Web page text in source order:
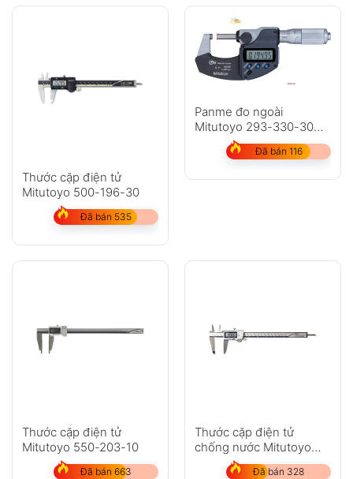
Thước cặp điện tử
Mitutoyo 500-196-30
Đã bán 535
Panme đo ngoài
Mitutoyo 293-330-30
dải đo 0-25mm
Đã bán 116
Thước cặp điện tử
Mitutoyo 550-203-10
Đã bán 663
Thước cặp điện tử
chống nước Mitutoyo
500-753-20
Đã bán 328